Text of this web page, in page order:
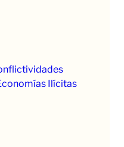
Ilícitas